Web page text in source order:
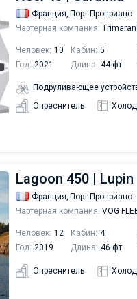
Франция, Порт Проприано
Чартерная компания:
Человек: 10 Кабин: 5
Год: 2021 Длина: 44 фт
Подруливающее
Опреснитель
Lagoon 450 | Lupin
Франция, Порт Проприано
Чартерная компания: VOG
Человек: 12 Кабин: 4
Год: 2019 Длина: 46 фт
Опреснитель